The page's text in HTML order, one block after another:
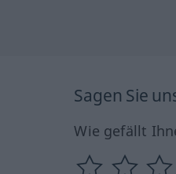
Sagen Sie
Wie gefällt